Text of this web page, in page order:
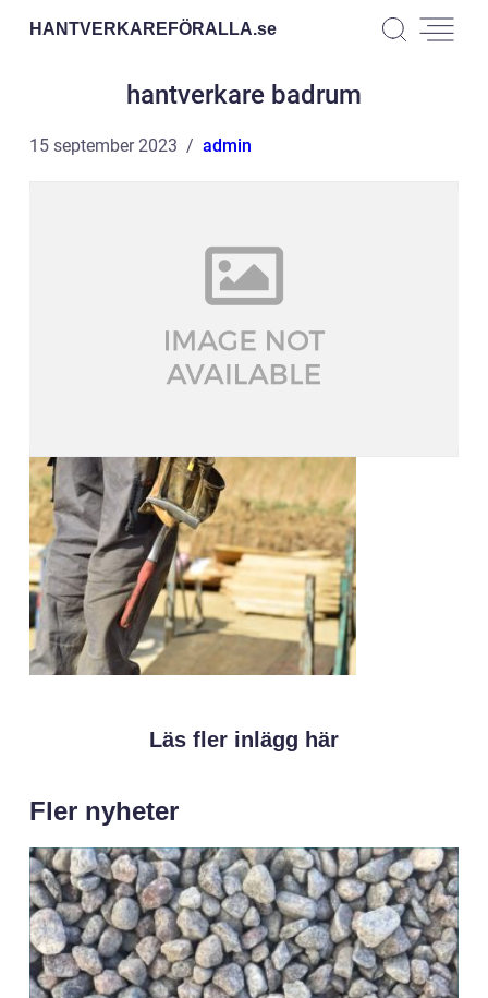
HANTVERKAREFÖRALLA.se
hantverkare badrum
15 september 2023 admin
Läs fler inlägg här
Fler nyheter